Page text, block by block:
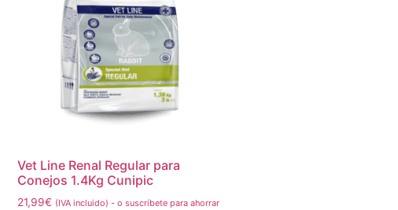
Vet Line Renal Regular para
Conejos 1.4Kg Cunipic
21,99€ (IVA incluido) - o suscríbete para ahorrar